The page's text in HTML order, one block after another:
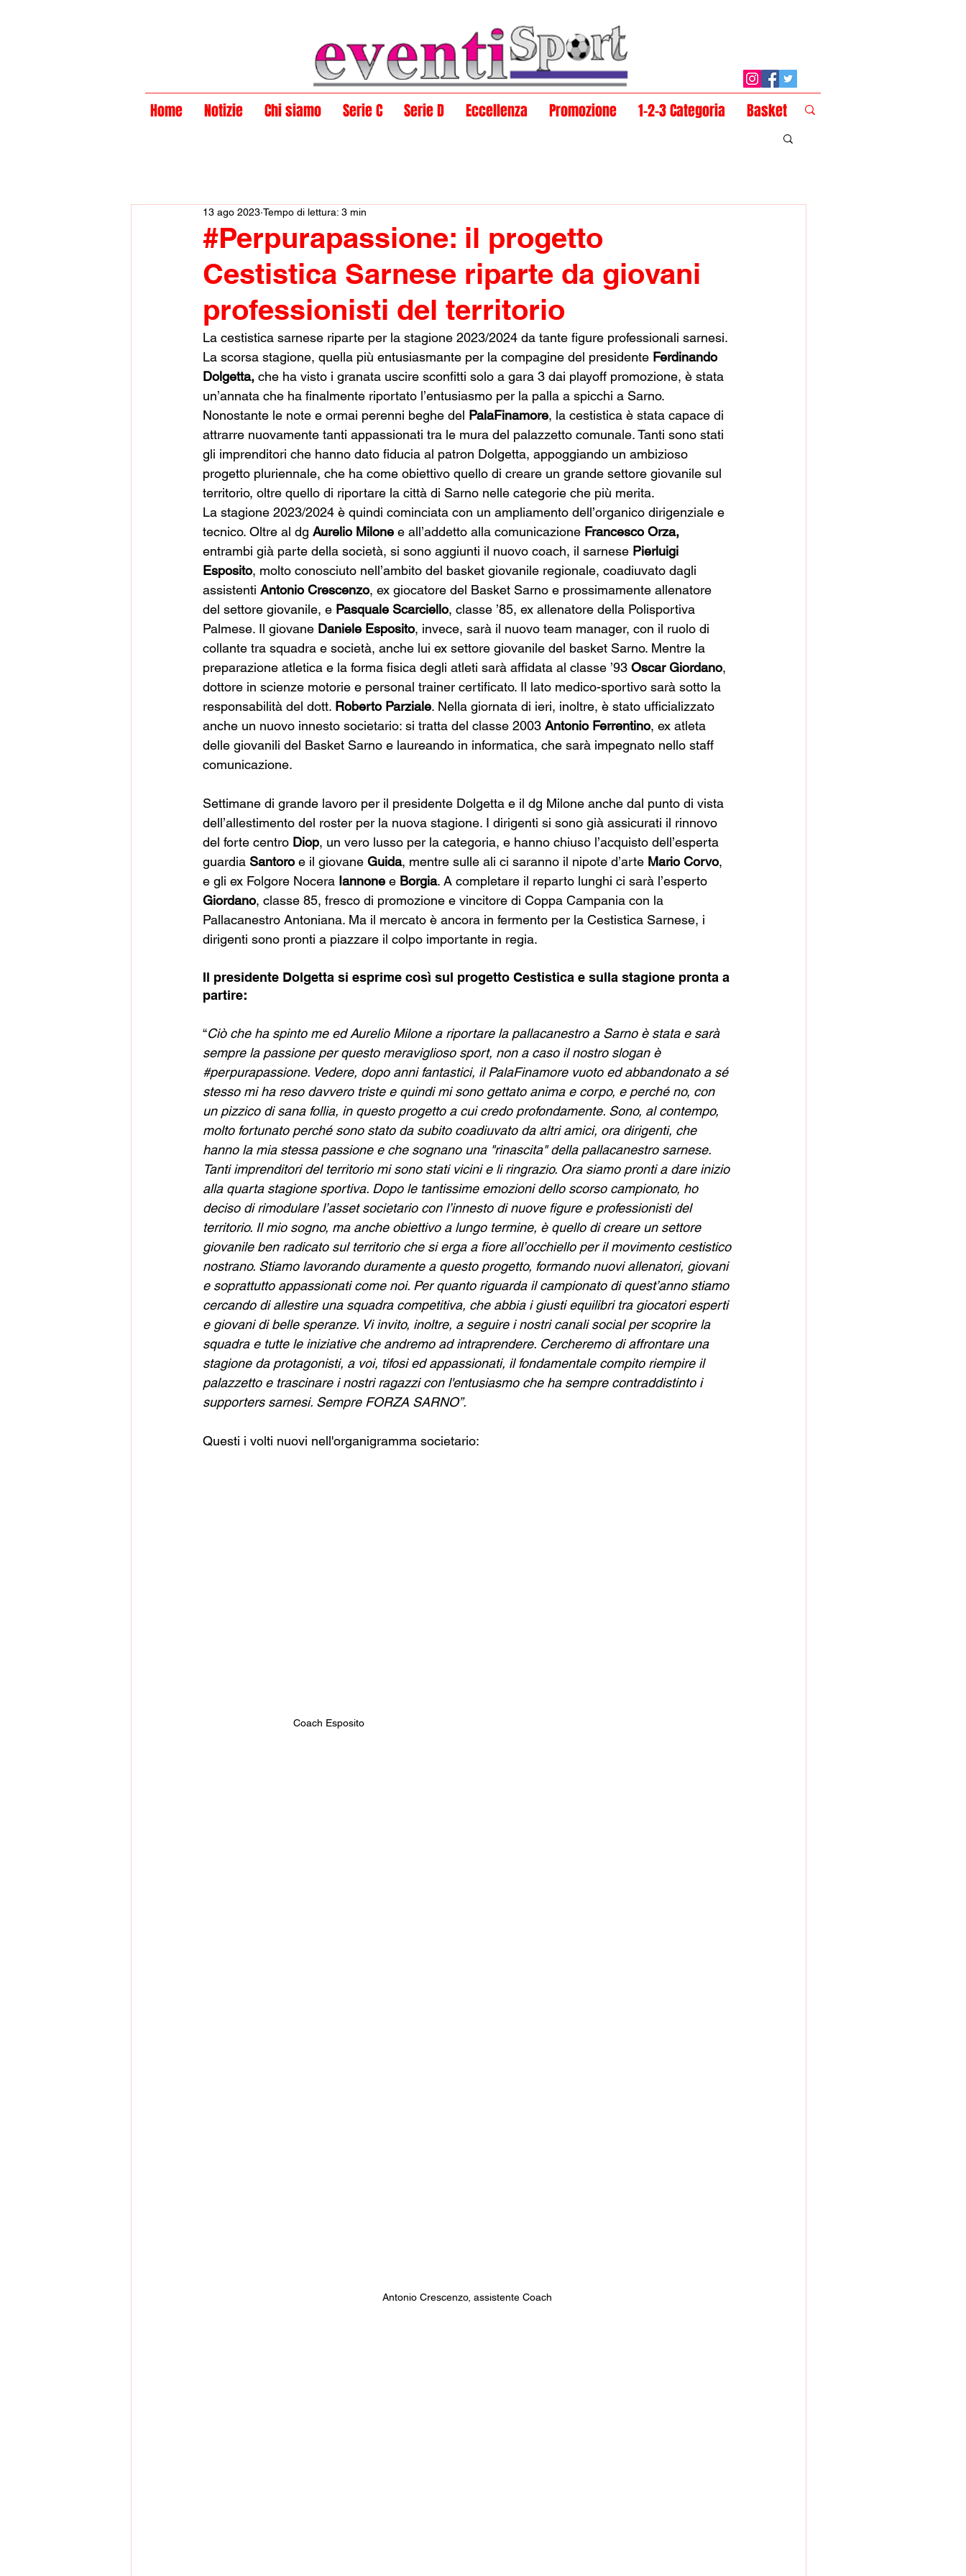
Home Notizie Chi siamo Serie C Serie D Eccellenza Promozione 1-2-3 Categoria Basket
#Perpurapassione: il progetto
Cestistica Sarnese riparte da giovani
professionisti del territorio
13 ago 2023 Tempo di lettura: 3 min
La cestistica sarnese riparte per la stagione 2023/2024 da tante figure professionali sarnesi.
La scorsa stagione, quella più entusiasmante per la compagine del presidente Ferdinando
Dolgetta, che ha visto i granata uscire sconfitti solo a gara 3 dai playoff promozione, è stata
un’annata che ha finalmente riportato l’entusiasmo per la palla a spicchi a Sarno.
Nonostante le note e ormai perenni beghe del PalaFinamore, la cestistica è stata capace di
attrarre nuovamente tanti appassionati tra le mura del palazzetto comunale. Tanti sono stati
gli imprenditori che hanno dato fiducia al patron Dolgetta, appoggiando un ambizioso
progetto pluriennale, che ha come obiettivo quello di creare un grande settore giovanile sul
territorio, oltre quello di riportare la città di Sarno nelle categorie che più merita.
La stagione 2023/2024 è quindi cominciata con un ampliamento dell’organico dirigenziale e
tecnico. Oltre al dg Aurelio Milone e all’addetto alla comunicazione Francesco Orza,
entrambi già parte della società, si sono aggiunti il nuovo coach, il sarnese Pierluigi
Esposito, molto conosciuto nell’ambito del basket giovanile regionale, coadiuvato dagli
assistenti Antonio Crescenzo, ex giocatore del Basket Sarno e prossimamente allenatore
del settore giovanile, e Pasquale Scarciello, classe ’85, ex allenatore della Polisportiva
Palmese. Il giovane Daniele Esposito, invece, sarà il nuovo team manager, con il ruolo di
collante tra squadra e società, anche lui ex settore giovanile del basket Sarno. Mentre la
preparazione atletica e la forma fisica degli atleti sarà affidata al classe ’93 Oscar Giordano,
dottore in scienze motorie e personal trainer certificato. Il lato medico-sportivo sarà sotto la
responsabilità del dott. Roberto Parziale. Nella giornata di ieri, inoltre, è stato ufficializzato
anche un nuovo innesto societario: si tratta del classe 2003 Antonio Ferrentino, ex atleta
delle giovanili del Basket Sarno e laureando in informatica, che sarà impegnato nello staff
comunicazione.
Settimane di grande lavoro per il presidente Dolgetta e il dg Milone anche dal punto di vista
dell’allestimento del roster per la nuova stagione. I dirigenti si sono già assicurati il rinnovo
del forte centro Diop, un vero lusso per la categoria, e hanno chiuso l’acquisto dell’esperta
guardia Santoro e il giovane Guida, mentre sulle ali ci saranno il nipote d’arte Mario Corvo,
e gli ex Folgore Nocera Iannone e Borgia. A completare il reparto lunghi ci sarà l’esperto
Giordano, classe 85, fresco di promozione e vincitore di Coppa Campania con la
Pallacanestro Antoniana. Ma il mercato è ancora in fermento per la Cestistica Sarnese, i
dirigenti sono pronti a piazzare il colpo importante in regia.
Il presidente Dolgetta si esprime così sul progetto Cestistica e sulla stagione pronta a
partire:
“Ciò che ha spinto me ed Aurelio Milone a riportare la pallacanestro a Sarno è stata e sarà
sempre la passione per questo meraviglioso sport, non a caso il nostro slogan è
#perpurapassione. Vedere, dopo anni fantastici, il PalaFinamore vuoto ed abbandonato a sé
stesso mi ha reso davvero triste e quindi mi sono gettato anima e corpo, e perché no, con
un pizzico di sana follia, in questo progetto a cui credo profondamente. Sono, al contempo,
molto fortunato perché sono stato da subito coadiuvato da altri amici, ora dirigenti, che
hanno la mia stessa passione e che sognano una "rinascita" della pallacanestro sarnese.
Tanti imprenditori del territorio mi sono stati vicini e li ringrazio. Ora siamo pronti a dare inizio
alla quarta stagione sportiva. Dopo le tantissime emozioni dello scorso campionato, ho
deciso di rimodulare l’asset societario con l’innesto di nuove figure e professionisti del
territorio. Il mio sogno, ma anche obiettivo a lungo termine, è quello di creare un settore
giovanile ben radicato sul territorio che si erga a fiore all’occhiello per il movimento cestistico
nostrano. Stiamo lavorando duramente a questo progetto, formando nuovi allenatori, giovani
e soprattutto appassionati come noi. Per quanto riguarda il campionato di quest’anno stiamo
cercando di allestire una squadra competitiva, che abbia i giusti equilibri tra giocatori esperti
e giovani di belle speranze. Vi invito, inoltre, a seguire i nostri canali social per scoprire la
squadra e tutte le iniziative che andremo ad intraprendere. Cercheremo di affrontare una
stagione da protagonisti, a voi, tifosi ed appassionati, il fondamentale compito riempire il
palazzetto e trascinare i nostri ragazzi con l'entusiasmo che ha sempre contraddistinto i
supporters sarnesi. Sempre FORZA SARNO”.
Questi i volti nuovi nell'organigramma societario:
Coach Esposito
Antonio Crescenzo, assistente Coach